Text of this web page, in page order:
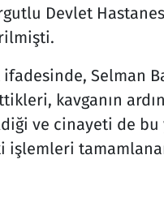
Devlet
Selman
kavganın
ve cinayeti de
tamamlanan